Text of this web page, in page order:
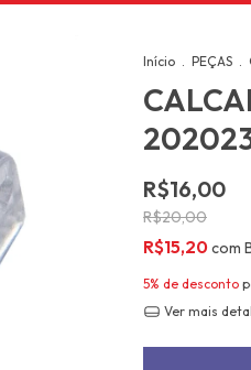
Início . PEÇAS .
R$16,00
R$20,00
R$15,20com
5% de desconto
Ver mais